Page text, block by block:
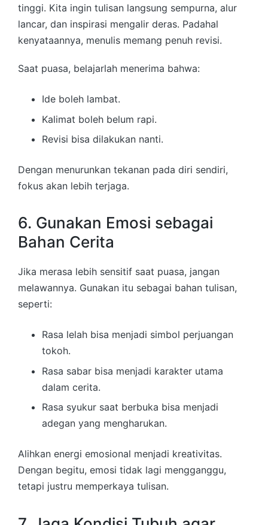
tinggi. Kita ingin tulisan langsung sempurna, alur
lancar, dan inspirasi mengalir deras. Padahal
kenyataannya, menulis memang penuh revisi.
Saat puasa, belajarlah menerima bahwa:
Ide boleh lambat.
Kalimat boleh belum rapi.
Revisi bisa dilakukan nanti.
Dengan menurunkan tekanan pada diri sendiri,
fokus akan lebih terjaga.
6. Gunakan Emosi sebagai
Bahan Cerita
Jika merasa lebih sensitif saat puasa, jangan
melawannya. Gunakan itu sebagai bahan tulisan,
seperti:
Rasa lelah bisa menjadi simbol perjuangan
tokoh.
Rasa sabar bisa menjadi karakter utama
dalam cerita.
Rasa syukur saat berbuka bisa menjadi
adegan yang mengharukan.
Alihkan energi emosional menjadi kreativitas.
Dengan begitu, emosi tidak lagi mengganggu,
tetapi justru memperkaya tulisan.